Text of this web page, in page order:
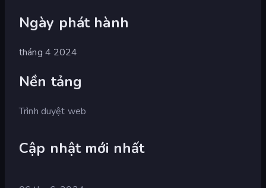
Ngày phát hành
tháng 4 2024
Nền tảng
Trình duyệt web
Cập nhật mới nhất